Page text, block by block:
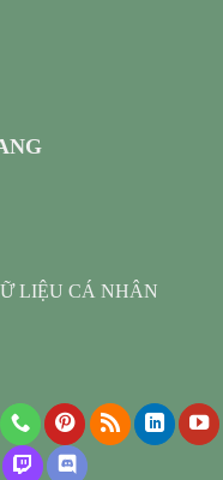
LIỆU CÁ NHÂN